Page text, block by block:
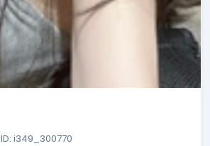
ID: i349_300770